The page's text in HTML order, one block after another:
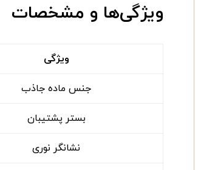
ویژگی‌ها و مشخصات
ویژگی
جنس ماده جاذب
بستر پشتیبان
نشانگر نوری